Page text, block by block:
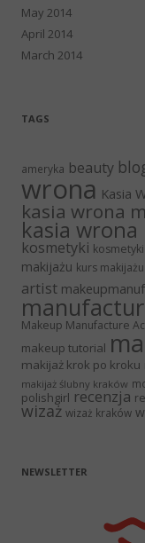
May 2014
April 2014
March 2014
TAGS
ameryka beauty
wrona Kasia
kasia wrona
kasia wrona
kosmetyki
makijażu kurs
artist
Makeup Manufacture
makeup tutorial
makijaż krok po kroku
makijaż ślubny kraków
polishgirl recenzja
wizaż wizaż kraków
NEWSLETTER